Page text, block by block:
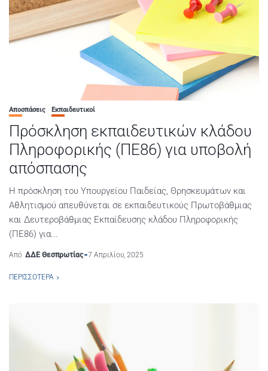
Αποσπάσεις Εκπαιδευτικοί
Πρόσκληση εκπαιδευτικών κλάδου
Πληροφορικής (ΠΕ86) για υποβολή
απόσπασης
H πρόσκληση του Υπουργείου Παιδείας, Θρησκευμάτων και
Αθλητισμού απευθύνεται σε εκπαιδευτικούς Πρωτοβάθμιας
και Δευτεροβάθμιας Εκπαίδευσης κλάδου Πληροφορικής
(ΠΕ86) για...
Από ΔΔΕ Θεσπρωτίας 7 Απριλίου, 2025
ΠΕΡΙΣΣΌΤΕΡΑ